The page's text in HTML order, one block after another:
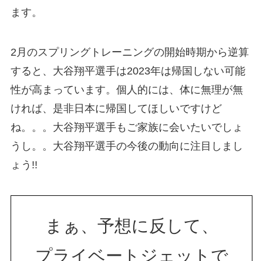
ます。
2月のスプリングトレーニングの開始時期から逆算
すると、大谷翔平選手は2023年は帰国しない可能
性が高まっています。個人的には、体に無理が無
ければ、是非日本に帰国してほしいですけど
ね。。。大谷翔平選手もご家族に会いたいでしょ
うし。。大谷翔平選手の今後の動向に注目しまし
ょう!!
まぁ、予想に反して、
プライベートジェットで